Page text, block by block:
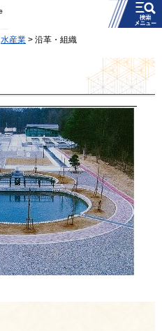
メニュー
水産業 > 沿革・組織